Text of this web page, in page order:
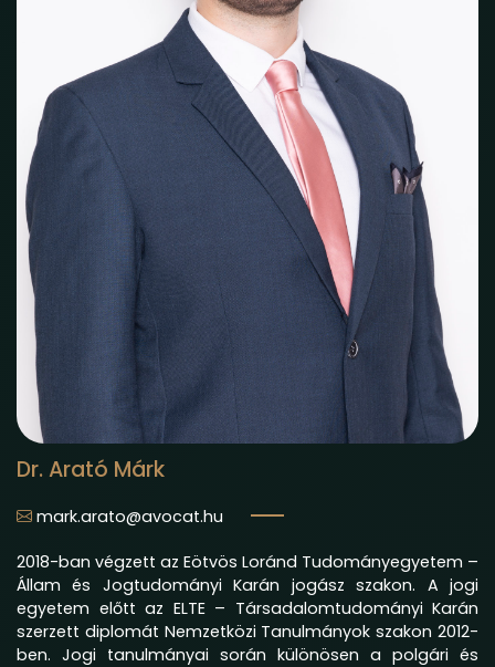
Dr. Arató Márk
mark.arato@avocat.hu
2018-ban végzett az Eötvös Loránd Tudományegyetem –
Állam és Jogtudományi Karán jogász szakon. A jogi
egyetem előtt az ELTE – Társadalomtudományi Karán
szerzett diplomát Nemzetközi Tanulmányok szakon 2012-
ben. Jogi tanulmányai során különösen a polgári és